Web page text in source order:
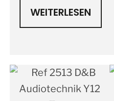
WEITERLESEN